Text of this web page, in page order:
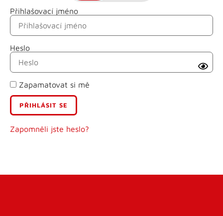
Přihlašovací jméno
Heslo
Zapamatovat si mě
Zapomněli jste heslo?
Jméno
Příjmení
E-mail
Uživatelské jméno